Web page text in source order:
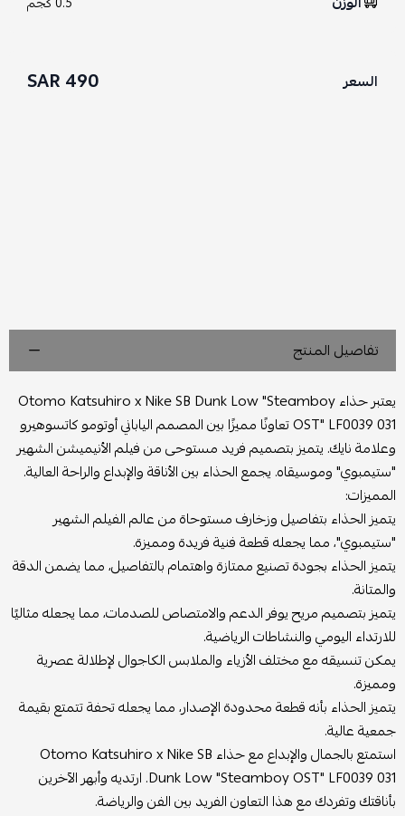
السعر 490 SAR
تفاصيل المنتج
يعتبر حذاء Otomo Katsuhiro x Nike SB Dunk Low "Steamboy
OST" LF0039 031 تعاونًا مميزًا بين المصمم الياباني أوتومو كاتسوهيرو
وعلامة نايك. يتميز بتصميم فريد مستوحى من فيلم الأنيميشن الشهير
"ستيمبوي" وموسيقاه. يجمع الحذاء بين الأناقة والإبداع والراحة العالية.
المميزات:
يتميز الحذاء بتفاصيل وزخارف مستوحاة من عالم الفيلم الشهير
"ستيمبوي"، مما يجعله قطعة فنية فريدة ومميزة.
يتميز الحذاء بجودة تصنيع ممتازة واهتمام بالتفاصيل، مما يضمن الدقة
والمتانة.
يتميز بتصميم مريح يوفر الدعم والامتصاص للصدمات، مما يجعله مثاليًا
للارتداء اليومي والنشاطات الرياضية.
يمكن تنسيقه مع مختلف الأزياء والملابس الكاجوال لإطلالة عصرية
ومميزة.
يتميز الحذاء بأنه قطعة محدودة الإصدار، مما يجعله تحفة تتمتع بقيمة
جمعية عالية.
استمتع بالجمال والإبداع مع حذاء Otomo Katsuhiro x Nike SB
Dunk Low "Steamboy OST" LF0039 031. ارتديه وأبهر الآخرين
بأناقتك وتفردك مع هذا التعاون الفريد بين الفن والرياضة.